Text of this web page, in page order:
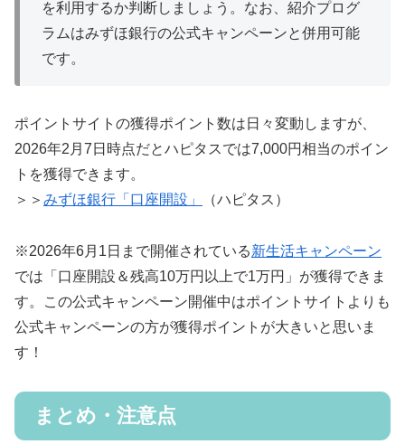
を利用するか判断しましょう。なお、紹介プログ
ラムはみずほ銀行の公式キャンペーンと併用可能
です。
ポイントサイトの獲得ポイント数は日々変動しますが、
2026年2月7日時点だとハピタスでは7,000円相当のポイン
トを獲得できます。
＞＞ みずほ銀行「口座開設」 （ハピタス）
※2026年6月1日まで開催されている新生活キャンペーン
では「口座開設＆残高10万円以上で1万円」が獲得できま
す。この公式キャンペーン開催中はポイントサイトよりも
公式キャンペーンの方が獲得ポイントが大きいと思いま
す！
まとめ・注意点